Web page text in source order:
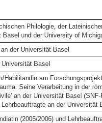
Philologie, der
Basel und der University of
der Universität Basel
Basel
Habilitandin am
Seine Verarbeitung in der
an der Universität Basel
an der Universität
(2005/2006) und